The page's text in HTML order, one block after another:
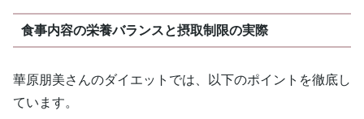
食事内容の栄養バランスと摂取制限の実際
華原朋美さんのダイエットでは、以下のポイントを徹底し
ています。